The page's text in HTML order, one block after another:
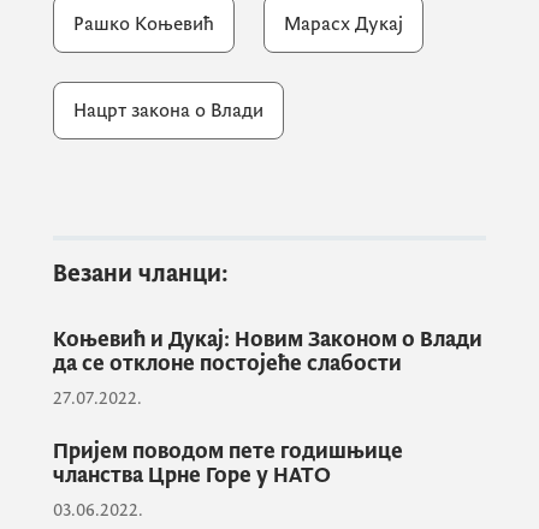
Новинари, фото-репортери и видео
сниматељи улазе у зграду Владе
коришћењем годишње акредитационе
затраже од Службе за односе с јавношћу
адресу:pr@gov.me.
Служба за односе с јавношћу Владе Црне
Горе обезбиједиће фото и видео материјал.
Рашко Коњевић Марасх Дукај
Нацрт закона о Влади
Везани чланци:
Коњевић и Дукај: Новим Законом о Влади
да се отклоне постојеће слабости
27.07.2022.
Пријем поводом пете годишњице
чланства Црне Горе у НАТО
03.06.2022.